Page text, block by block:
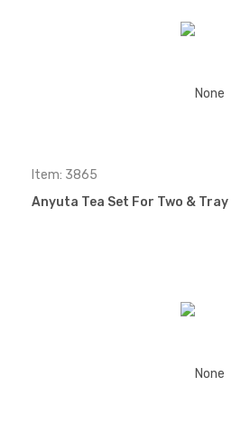
Item: 3865
Anyuta Tea Set For Two & Tray